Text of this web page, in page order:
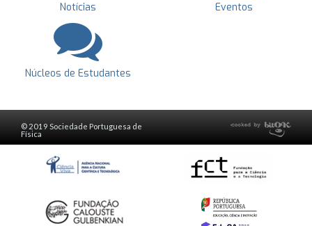
Notícias Eventos
Núcleos de Estudantes
© 2019 Sociedade Portuguesa de
Física